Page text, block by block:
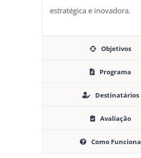
estratégica e inovadora.
Objetivos
Programa
Destinatários
Avaliação
Como Funciona